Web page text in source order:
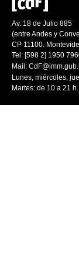
Av. 18 de Julio 885
(entre Andes y
CP 11100.
Tel: [598 2] 1950
Mail:
Lunes, miércoles,
Martes: de 10 a 21